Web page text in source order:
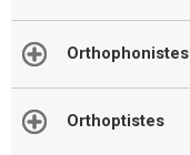
Orthophonistes
Orthoptistes